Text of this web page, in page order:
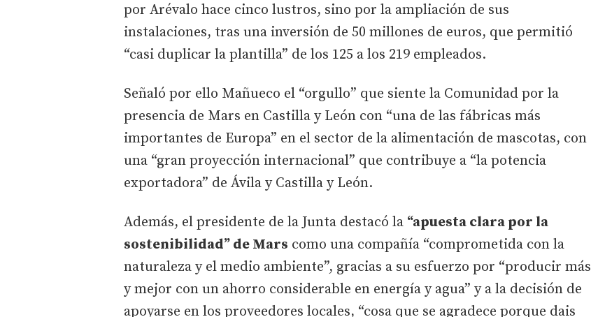
por Arévalo hace cinco lustros, sino por la ampliación de sus
instalaciones, tras una inversión de 50 millones de euros, que permitió
“casi duplicar la plantilla” de los 125 a los 219 empleados.
Señaló por ello Mañueco el “orgullo” que siente la Comunidad por la
presencia de Mars en Castilla y León con “una de las fábricas más
importantes de Europa” en el sector de la alimentación de mascotas, con
una “gran proyección internacional” que contribuye a “la potencia
exportadora” de Ávila y Castilla y León.
Además, el presidente de la Junta destacó la “apuesta clara por la
sostenibilidad” de Mars como una compañía “comprometida con la
naturaleza y el medio ambiente”, gracias a su esfuerzo por “producir más
y mejor con un ahorro considerable en energía y agua” y a la decisión de
apoyarse en los proveedores locales, “cosa que se agradece porque dais